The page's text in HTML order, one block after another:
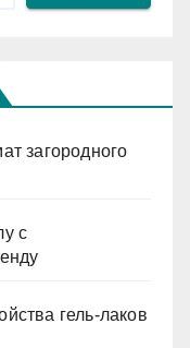
загородного
с
гель-лаков